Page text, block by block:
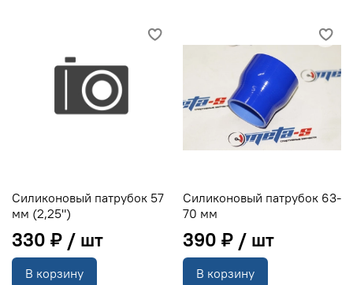
Силиконовый патрубок 57
мм (2,25")
330 ₽
В корзину
Силиконовый патрубок 63-
70 мм
390 ₽
В корзину